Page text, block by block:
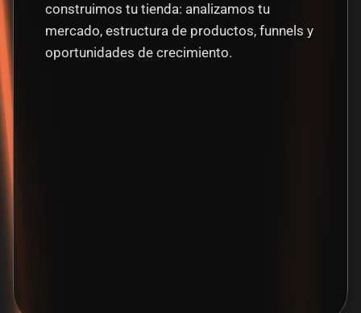
construimos tu tienda: analizamos tu
mercado, estructura de productos, funnels y
oportunidades de crecimiento.